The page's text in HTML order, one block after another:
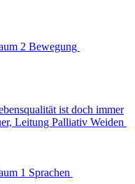
2 Bewegung
ist doch immer
Leitung Palliativ Weiden
1 Sprachen